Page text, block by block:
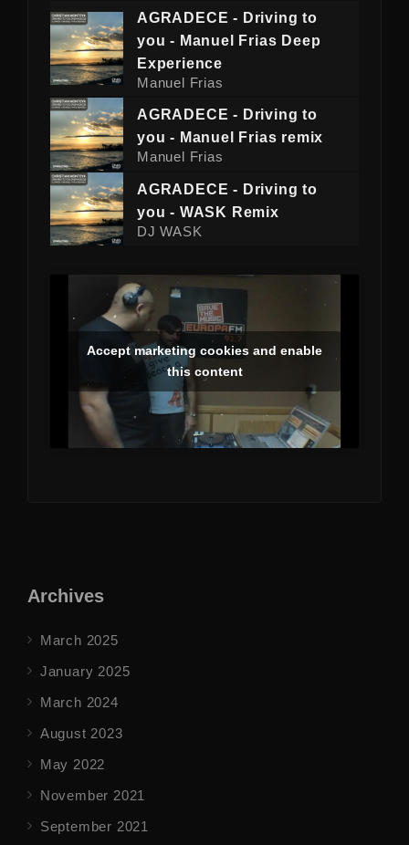
AGRADECE - Driving to
you - Manuel Frias Deep
Experience
Manuel Frias
AGRADECE - Driving to
you - Manuel Frias remix
Manuel Frias
AGRADECE - Driving to
you - WASK Remix
DJ WASK
Accept marketing cookies and enable
this content
Archives
March 2025
January 2025
March 2024
August 2023
May 2022
November 2021
September 2021